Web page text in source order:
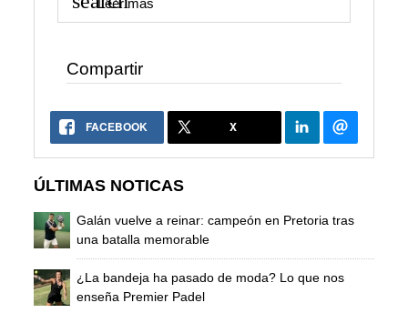
Leer mas
Compartir
FACEBOOK X
ÚLTIMAS NOTICAS
Galán vuelve a reinar: campeón en Pretoria tras
una batalla memorable
¿La bandeja ha pasado de moda? Lo que nos
enseña Premier Padel